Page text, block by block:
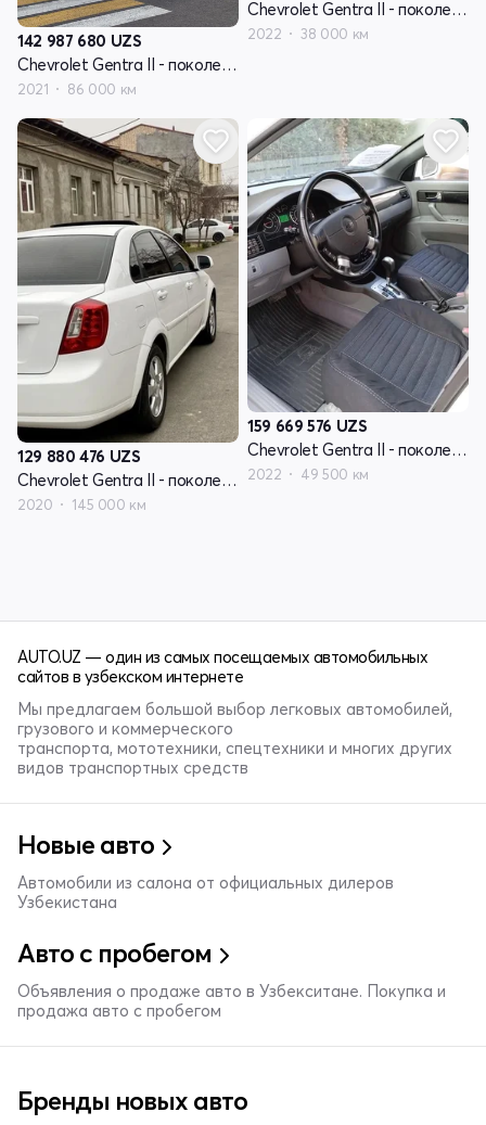
142 987 680 UZS
Chevrolet Gentra II - поколение
2021 86 000 км
Chevrolet Gentra II - поколение
2022 38 000 км
129 880 476 UZS
Chevrolet Gentra II - поколение
2020 145 000 км
159 669 576 UZS
Chevrolet Gentra II - поколение
2022 49 500 км
AUTO.UZ — один из самых посещаемых автомобильных
сайтов в узбекском интернете
Мы предлагаем большой выбор легковых автомобилей,
грузового и коммерческого
транспорта, мототехники, спецтехники и многих других
видов транспортных средств
Новые авто
Автомобили из салона от официальных дилеров
Узбекистана
Авто с пробегом
Объявления о продаже авто в Узбекситане. Покупка и
продажа авто с пробегом
Бренды новых авто